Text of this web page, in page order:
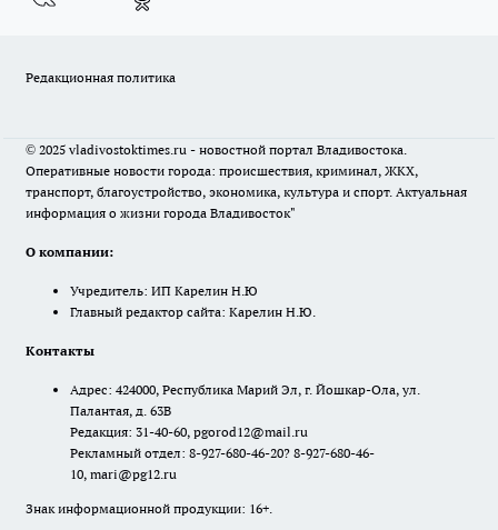
Редакционная политика
© 2025 vladivostoktimes.ru - новостной портал Владивостока.
Оперативные новости города: происшествия, криминал, ЖКХ,
транспорт, благоустройство, экономика, культура и спорт. Актуальная
информация о жизни города Владивосток"
О компании:
Учредитель: ИП Карелин Н.Ю
Главный редактор сайта: Карелин Н.Ю.
Контакты
Адрес: 424000, Республика Марий Эл, г. Йошкар-Ола, ул.
Палантая, д. 63В
Редакция: 31-40-60, pgorod12@mail.ru
Рекламный отдел: 8-927-680-46-20? 8-927-680-46-
10, mari@pg12.ru
Знак информационной продукции: 16+.